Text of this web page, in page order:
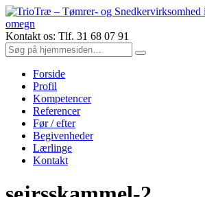
Kontakt os: Tlf. 31 68 07 91
Forside
Profil
Kompetencer
Referencer
Før / efter
Begivenheder
Lærlinge
Kontakt